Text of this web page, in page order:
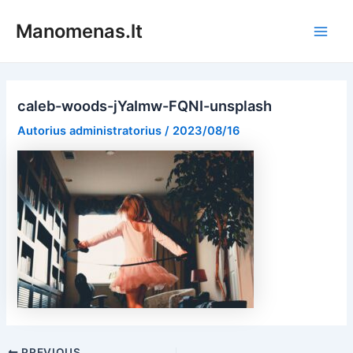
prieManomenas.lt
caleb-woods-jYaImw-FQNI-unsplash
Autorius administratorius/ 2023/08/16